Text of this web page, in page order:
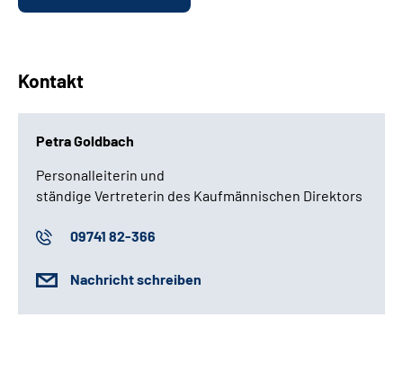
Kontakt
Petra Goldbach
Personalleiterin und
ständige Vertreterin des Kaufmännischen Direktors
09741 82-366
Nachricht schreiben